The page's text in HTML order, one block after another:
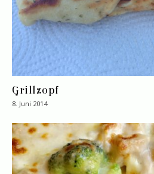
Grillzopf
8. Juni 2014